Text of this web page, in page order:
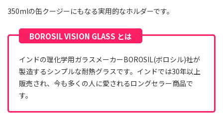
350mlの缶クージーにもなる実用的なホルダーです。
インドの理化学用ガラスメーカーBOROSIL(ボロシル)社が
製造するシンプルな耐熱グラスです。インドでは30年以上
販売され、今も多くの人に愛されるロングセラー商品で
す。